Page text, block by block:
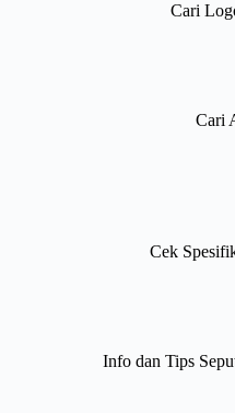
Cari
Cari
Cek
Info dan Tips